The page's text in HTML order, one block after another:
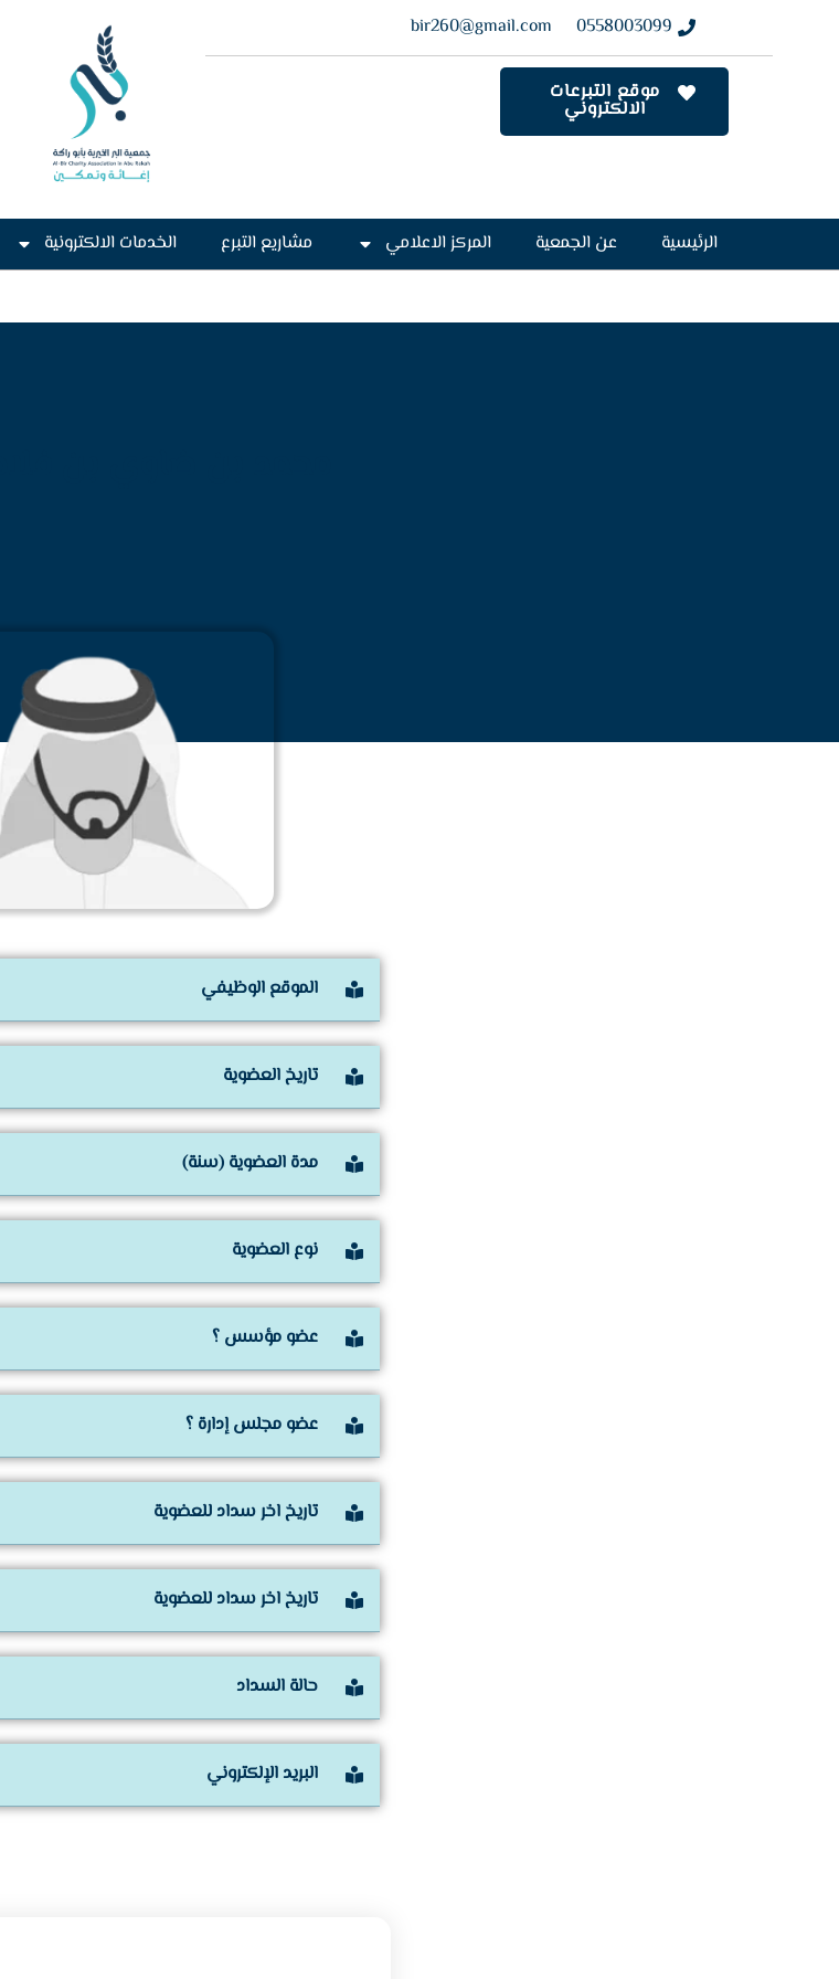
0558003099
bir260@gmail.com
موقع التبرعات
الالكتروني
الرئيسية عن الجمعية المركز الاعلامي مشاريع التبرع الخدمات الالكترونية
الموقع الوظيفي
تاريخ العضوية
مدة العضوية (سنة)
نوع العضوية
عضو مؤسس ؟
عضو مجلس إدارة ؟
تاريخ اخر سداد للعضوية
تاريخ اخر سداد للعضوية
حالة السداد
البريد الإلكتروني